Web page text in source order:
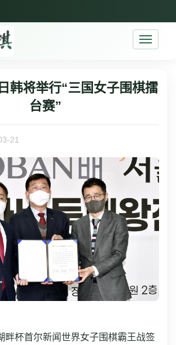
Toggle
韩将举行“三国女子围棋擂
台赛”
21
畔杯首尔新闻世界女子围棋霸王战签